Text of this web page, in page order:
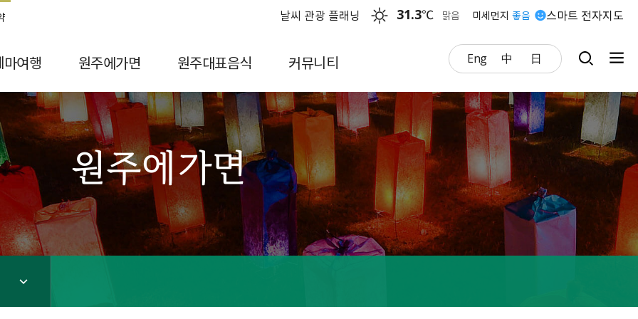
스마트 전자지도
날씨 관광 플래닝 31.3℃ 맑음 미세먼지 좋음
Eng 中 日
마여행 원주에가면 원주대표음식 커뮤니티
원주에가면